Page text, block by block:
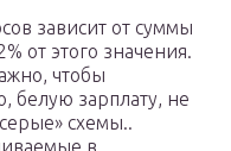
зависит от суммы
от этого значения.
чтобы
белую зарплату, не
схемы..
в